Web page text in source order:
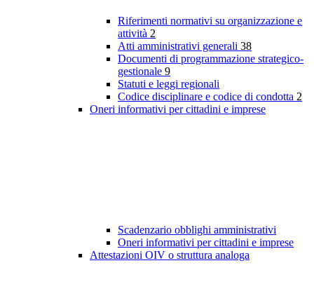
Riferimenti normativi su organizzazione e
attività 2
Atti amministrativi generali 38
Documenti di programmazione strategico-
gestionale 9
Statuti e leggi regionali
Codice disciplinare e codice di condotta 2
Oneri informativi per cittadini e imprese
Scadenzario obblighi amministrativi
Oneri informativi per cittadini e imprese
Attestazioni OIV o struttura analoga